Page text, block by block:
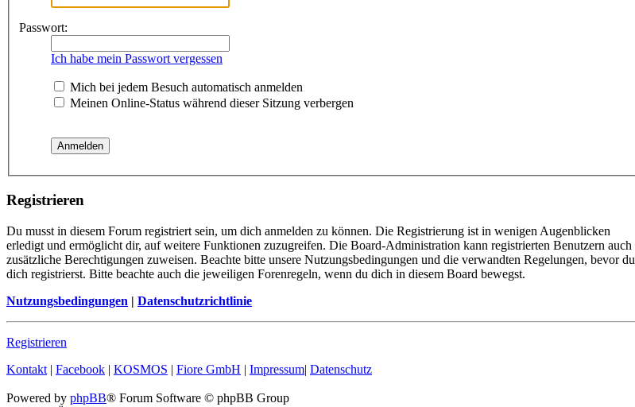
Passwort:
Ich habe mein Passwort vergessen
Mich bei jedem Besuch automatisch anmelden
Meinen Online-Status während dieser Sitzung verbergen
Registrieren
Du musst in diesem Forum registriert sein, um dich anmelden zu können. Die Registrierung ist in wenigen Augenblicken
erledigt und ermöglicht dir, auf weitere Funktionen zuzugreifen. Die Board-Administration kann registrierten Benutzern auch
zusätzliche Berechtigungen zuweisen. Beachte bitte unsere Nutzungsbedingungen und die verwandten Regelungen, bevor du
dich registrierst. Bitte beachte auch die jeweiligen Forenregeln, wenn du dich in diesem Board bewegst.
Nutzungsbedingungen | Datenschutzrichtlinie
Registrieren
Kontakt | Facebook | KOSMOS | Fiore GmbH | Impressum| Datenschutz
Powered by phpBB® Forum Software © phpBB Group